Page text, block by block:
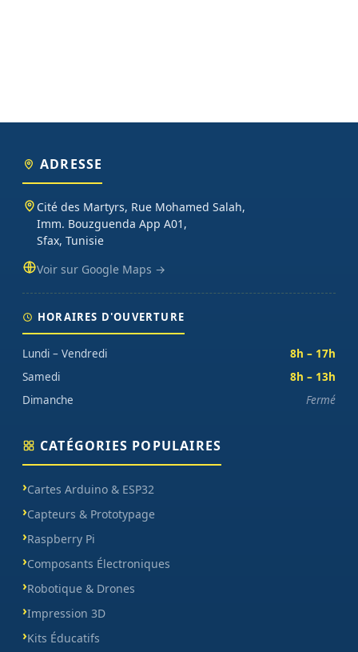
ADRESSE
Cité des Martyrs, Rue Mohamed Salah,
Imm. Bouzguenda App A01,
Sfax, Tunisie
Voir sur Google Maps →
HORAIRES D'OUVERTURE
Lundi – Vendredi
8h – 17h
Samedi
8h – 13h
Dimanche
Fermé
CATÉGORIES POPULAIRES
Cartes Arduino & ESP32
Capteurs & Prototypage
Raspberry Pi
Composants Électroniques
Robotique & Drones
Impression 3D
Kits Éducatifs